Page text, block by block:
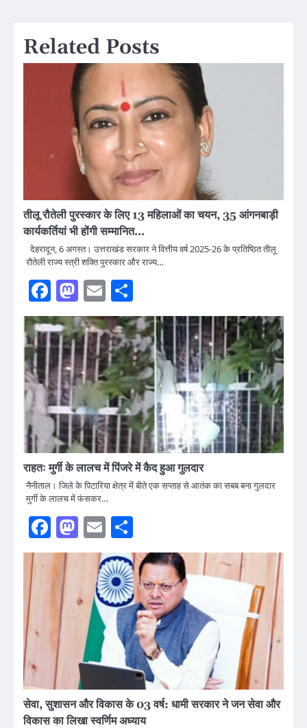
Related Posts
तीलू रौतेली पुरस्कार के लिए 13 महिलाओं का चयन, 35 आंगनबाड़ी
कार्यकर्तियां भी होंगी सम्मानित…
देहरादून, 6 अगस्त। उत्तराखंड सरकार ने वित्तीय वर्ष 2025-26 के प्रतिष्ठित तीलू
रौतेली राज्य स्त्री शक्ति पुरस्कार और राज्य…
Facebook
Mastodon
Email
राहतः मुर्गी के लालच में पिंजरे में कैद हुआ गुलदार
नैनीताल। जिले के पिटारिया क्षेत्र में बीते एक सप्ताह से आतंक का सबब बना गुलदार
मुर्गी के लालच में फंसकर…
Facebook
Mastodon
Email
सेवा, सुशासन और विकास के 03 वर्ष: धामी सरकार ने जन सेवा और
विकास का लिखा स्वर्णिम अध्याय